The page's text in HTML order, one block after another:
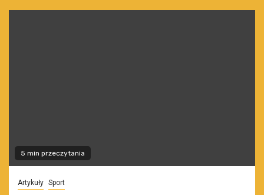
5 min przeczytania
Artykuły Sport